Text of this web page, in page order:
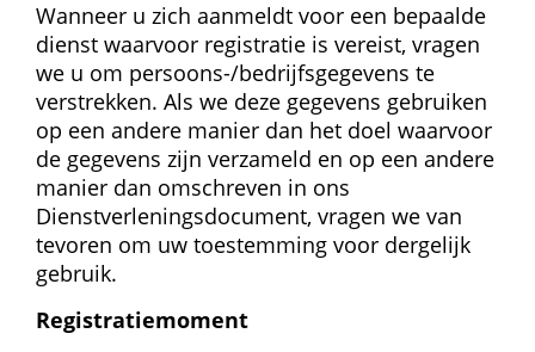
Wanneer u zich aanmeldt voor een bepaalde
dienst waarvoor registratie is vereist, vragen
we u om persoons-/bedrijfsgegevens te
verstrekken. Als we deze gegevens gebruiken
op een andere manier dan het doel waarvoor
de gegevens zijn verzameld en op een andere
manier dan omschreven in ons
Dienstverleningsdocument, vragen we van
tevoren om uw toestemming voor dergelijk
gebruik.
Registratie­moment